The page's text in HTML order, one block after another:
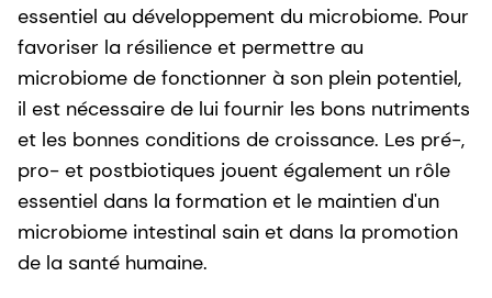
essentiel au développement du microbiome. Pour
favoriser la résilience et permettre au
microbiome de fonctionner à son plein potentiel,
il est nécessaire de lui fournir les bons nutriments
et les bonnes conditions de croissance. Les pré-,
pro- et postbiotiques jouent également un rôle
essentiel dans la formation et le maintien d'un
microbiome intestinal sain et dans la promotion
de la santé humaine.